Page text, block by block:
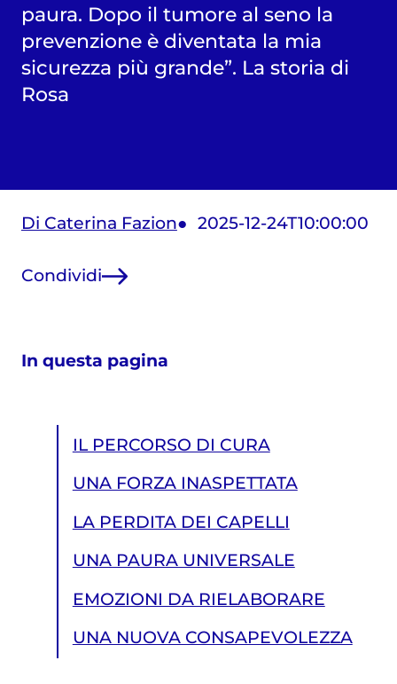
paura. Dopo il tumore al seno la
prevenzione è diventata la mia
sicurezza più grande”. La storia di
Rosa
Di Caterina Fazion 2025-12-24T10:00:00
Condividi
In questa pagina
IL PERCORSO DI CURA
UNA FORZA INASPETTATA
LA PERDITA DEI CAPELLI
UNA PAURA UNIVERSALE
EMOZIONI DA RIELABORARE
UNA NUOVA CONSAPEVOLEZZA